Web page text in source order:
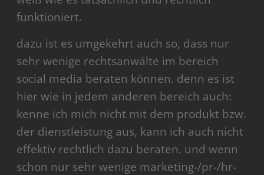
funktioniert.
dazu ist es umgekehrt auch so, dass nur
sehr wenige rechtsanwälte im bereich
social media beraten können. denn es ist
hier wie in jedem anderen bereich auch:
kenne ich mich nicht mit dem produkt bzw.
der dienstleistung aus, kann ich auch nicht
effektiv rechtlich dazu beraten. und wenn
schon nur sehr wenige marketing-/pr-/hr-